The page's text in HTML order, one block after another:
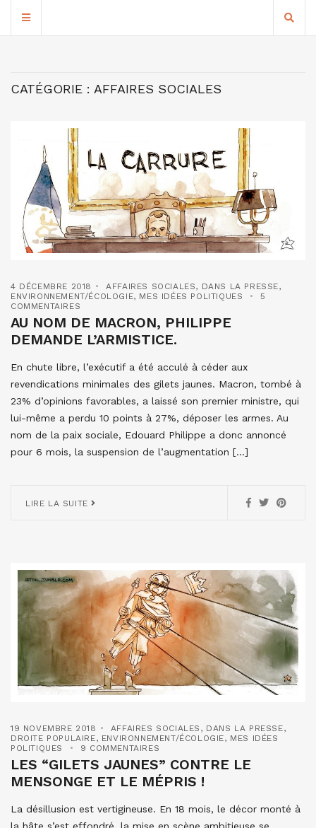
CATÉGORIE : AFFAIRES SOCIALES
4 DÉCEMBRE 2018 AFFAIRES SOCIALES, DANS LA PRESSE,
ENVIRONNEMENT/ÉCOLOGIE, MES IDÉES POLITIQUES
5
COMMENTAIRES
AU NOM DE MACRON, PHILIPPE
DEMANDE L’ARMISTICE.
En chute libre, l’exécutif a été acculé à céder aux
revendications minimales des gilets jaunes. Macron, tombé à
23% d’opinions favorables, a laissé son premier ministre, qui
lui-même a perdu 10 points à 27%, déposer les armes. Au
nom de la paix sociale, Edouard Philippe a donc annoncé
pour 6 mois, la suspension de l’augmentation […]
LIRE LA SUITE
19 NOVEMBRE 2018 AFFAIRES SOCIALES , DANS LA PRESSE,
DROITE POPULAIRE, ENVIRONNEMENT/ÉCOLOGIE, MES IDÉES
POLITIQUES
9 COMMENTAIRES
LES “GILETS JAUNES” CONTRE LE
MENSONGE ET LE MÉPRIS !
La désillusion est vertigineuse. En 18 mois, le décor monté à